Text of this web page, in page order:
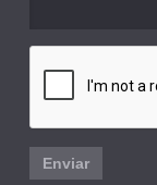
Enviar